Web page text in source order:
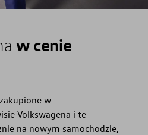
w cenie
w
Volkswagena i te
na nowym samochodzie,